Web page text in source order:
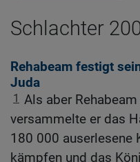
Schlachter
Rehabeam festigt
Juda
1 Als aber
versammelte er das
180 000 auserlesene
kämpfen und das